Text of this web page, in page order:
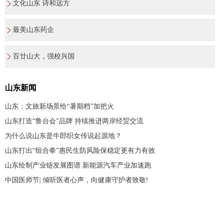
文化山东 诗和远方
最美山东药企
百廿山大，强校兴国
山东新闻
山东：文旅新场景给“暑期档”加把火
山东打造“鲁台会”品牌 持续推进两岸经贸交流
为什么说山东是牛郎织女传说起源地？
山东打出“组合拳”惠民生防风险保稳定更有力有效
山东绘制产业链发展图谱 新能源汽车产业加速跑
中国医师节| 倾听医者心声，向健康守护者致敬!